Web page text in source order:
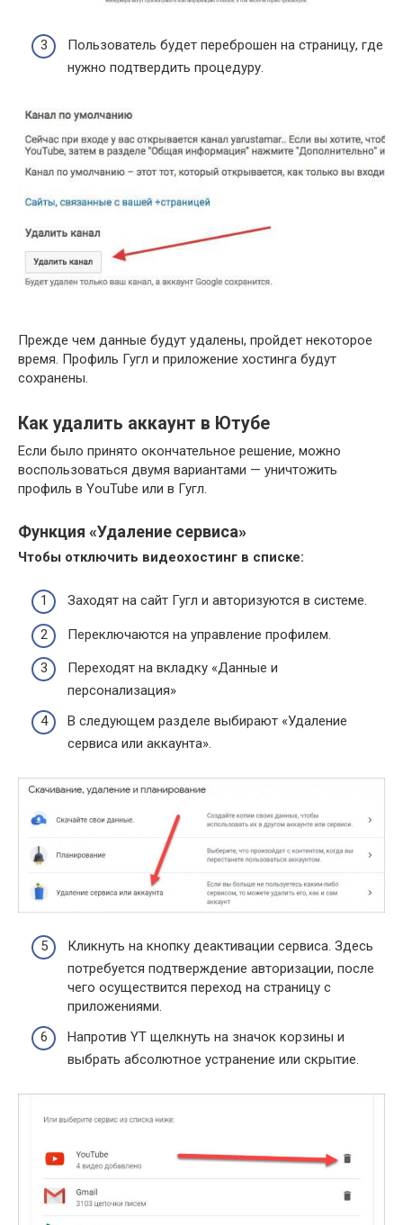
Пользователь будет переброшен на страницу, где
нужно подтвердить процедуру.
Прежде чем данные будут удалены, пройдет некоторое
время. Профиль Гугл и приложение хостинга будут
сохранены.
Как удалить аккаунт в Ютубе
Если было принято окончательное решение, можно
воспользоваться двумя вариантами — уничтожить
профиль в YouTube или в Гугл.
Функция «Удаление сервиса»
Чтобы отключить видеохостинг в списке:
Заходят на сайт Гугл и авторизуются в системе.
Переключаются на управление профилем.
Переходят на вкладку «Данные и
персонализация»
В следующем разделе выбирают «Удаление
сервиса или аккаунта».
Кликнуть на кнопку деактивации сервиса. Здесь
потребуется подтверждение авторизации, после
чего осуществится переход на страницу с
приложениями.
Напротив YT щелкнуть на значок корзины и
выбрать абсолютное устранение или скрытие.